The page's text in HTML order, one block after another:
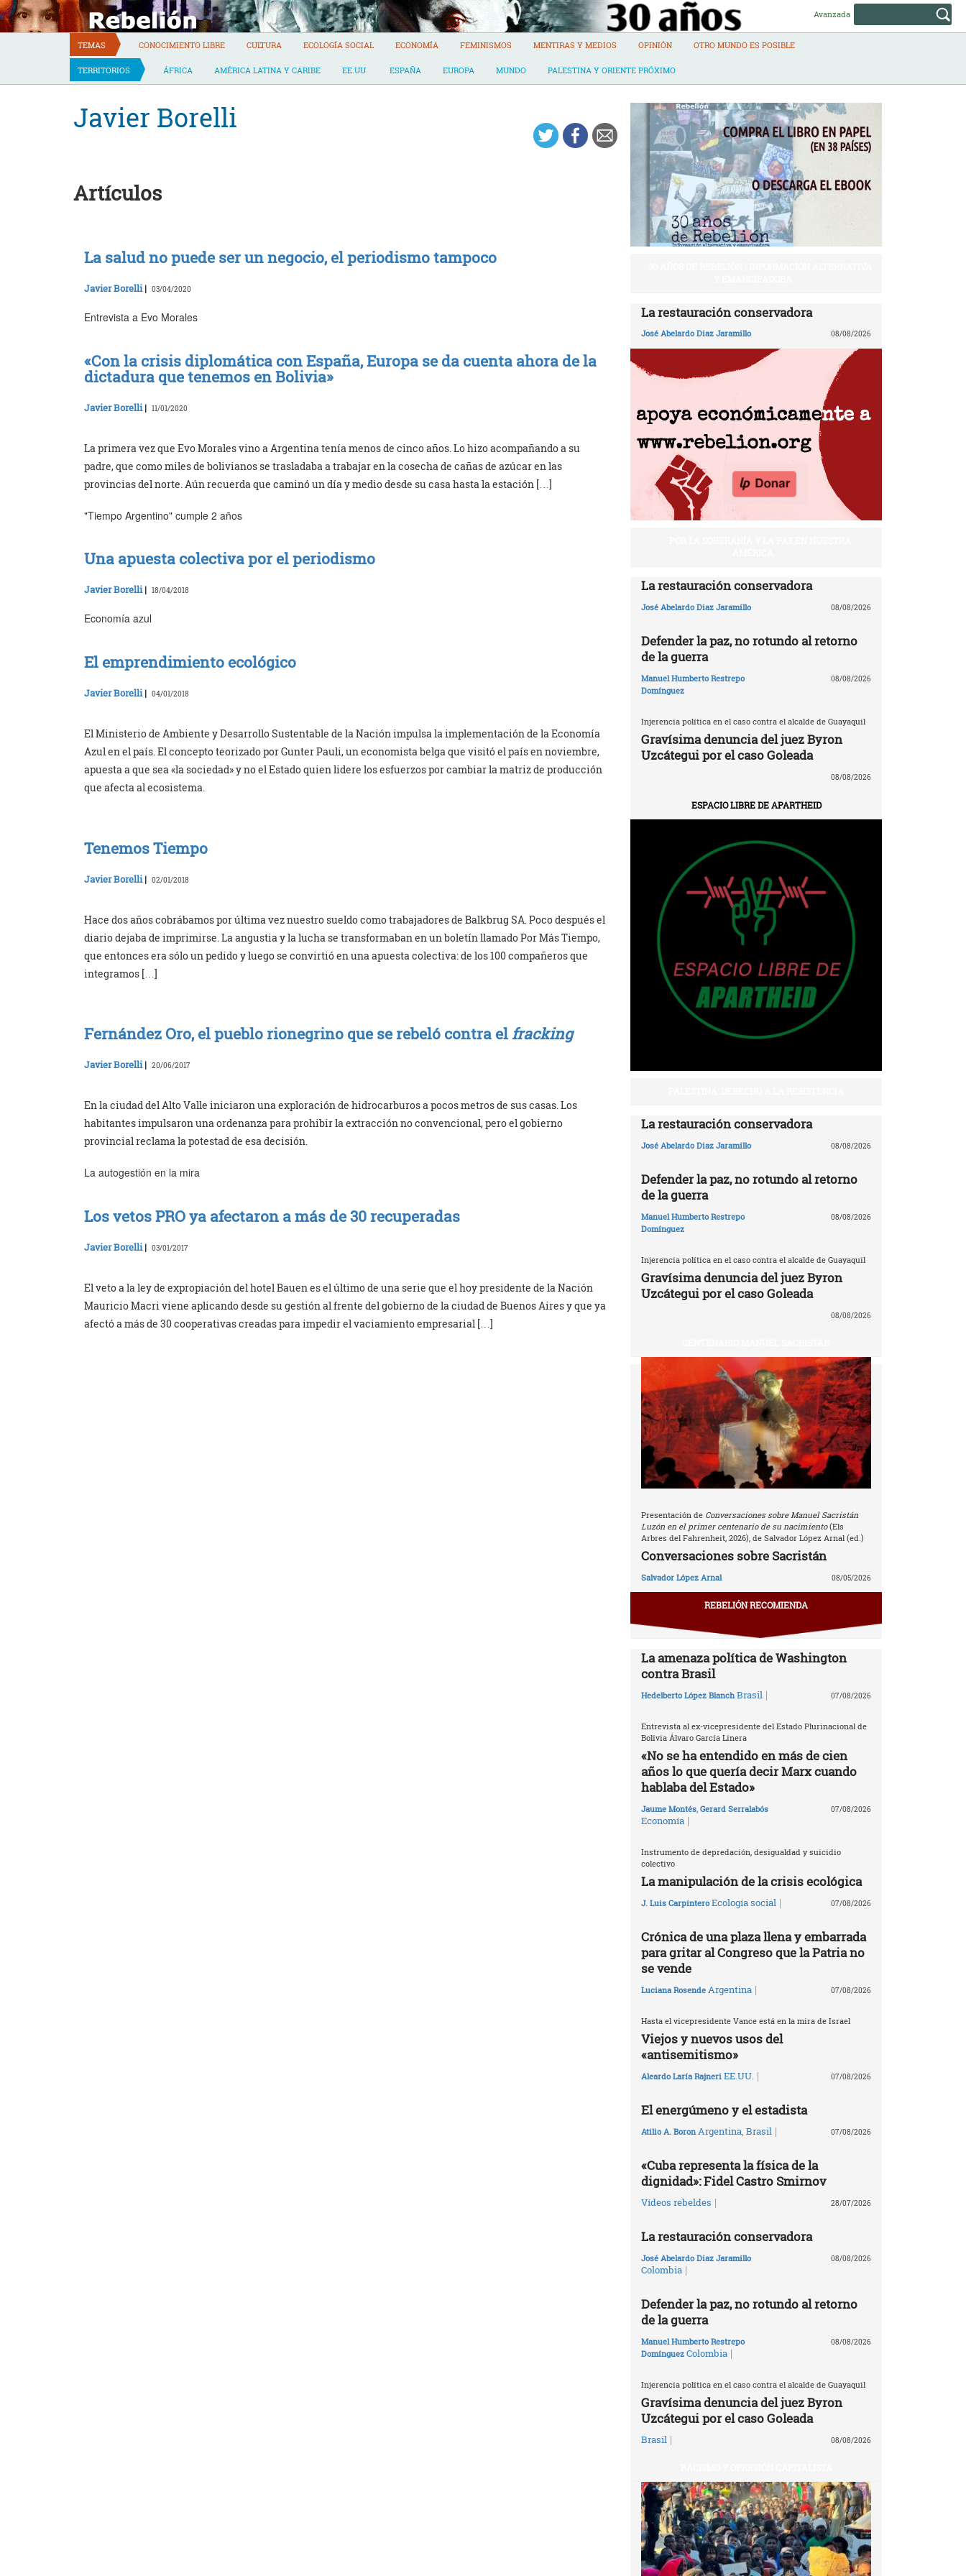
Skip
to
content
Avanzada
TEMAS CONOCIMIENTO LIBRE CULTURA ECOLOGÍA SOCIAL ECONOMÍA FEMINISMOS MENTIRAS Y MEDIOS OPINIÓN OTRO MUNDO ES POSIBLE
TERRITORIOS ÁFRICA AMÉRICA LATINA Y CARIBE EE.UU. ESPAÑA EUROPA MUNDO PALESTINA Y ORIENTE PRÓXIMO
Javier Borelli
Artículos
La salud no puede ser un negocio, el periodismo tampoco
Javier Borelli| 03/04/2020
Entrevista a Evo Morales
«Con la crisis diplomática con España, Europa se da cuenta ahora de la
dictadura que tenemos en Bolivia»
Javier Borelli| 11/01/2020
La primera vez que Evo Morales vino a Argentina tenía menos de cinco años. Lo hizo acompañando a su
padre, que como miles de bolivianos se trasladaba a trabajar en la cosecha de cañas de azúcar en las
provincias del norte. Aún recuerda que caminó un día y medio desde su casa hasta la estación […]
"Tiempo Argentino" cumple 2 años
Una apuesta colectiva por el periodismo
Javier Borelli| 18/04/2018
Economía azul
El emprendimiento ecológico
Javier Borelli| 04/01/2018
El Ministerio de Ambiente y Desarrollo Sustentable de la Nación impulsa la implementación de la Economía
Azul en el país. El concepto teorizado por Gunter Pauli, un economista belga que visitó el país en noviembre,
apuesta a que sea «la sociedad» y no el Estado quien lidere los esfuerzos por cambiar la matriz de producción
que afecta al ecosistema.
Tenemos Tiempo
Javier Borelli| 02/01/2018
Hace dos años cobrábamos por última vez nuestro sueldo como trabajadores de Balkbrug SA. Poco después el
diario dejaba de imprimirse. La angustia y la lucha se transformaban en un boletín llamado Por Más Tiempo,
que entonces era sólo un pedido y luego se convirtió en una apuesta colectiva: de los 100 compañeros que
integramos […]
Fernández Oro, el pueblo rionegrino que se rebeló contra elfracking
Javier Borelli| 20/06/2017
En la ciudad del Alto Valle iniciaron una exploración de hidrocarburos a pocos metros de sus casas. Los
habitantes impulsaron una ordenanza para prohibir la extracción no convencional, pero el gobierno
provincial reclama la potestad de esa decisión.
La autogestión en la mira
Los vetos PRO ya afectaron a más de 30 recuperadas
Javier Borelli| 03/01/2017
El veto a la ley de expropiación del hotel Bauen es el último de una serie que el hoy presidente de la Nación
Mauricio Macri viene aplicando desde su gestión al frente del gobierno de la ciudad de Buenos Aires y que ya
afectó a más de 30 cooperativas creadas para impedir el vaciamiento empresarial […]
La restauración conservadora
José Abelardo Diaz Jaramillo 08/08/2026
La restauración conservadora
José Abelardo Diaz Jaramillo 08/08/2026
Defender la paz, no rotundo al retorno
de la guerra
Manuel Humberto Restrepo
Domínguez
08/08/2026
Injerencia política en el caso contra el alcalde de Guayaquil
Gravísima denuncia del juez Byron
Uzcátegui por el caso Goleada
08/08/2026
ESPACIO LIBRE DE APARTHEID
La restauración conservadora
José Abelardo Diaz Jaramillo 08/08/2026
Defender la paz, no rotundo al retorno
de la guerra
Manuel Humberto Restrepo
Domínguez
08/08/2026
Injerencia política en el caso contra el alcalde de Guayaquil
Gravísima denuncia del juez Byron
Uzcátegui por el caso Goleada
08/08/2026
Presentación de Conversaciones sobre Manuel Sacristán
Luzón en el primer centenario de su nacimiento(Els
Arbres del Fahrenheit, 2026), de Salvador López Arnal (ed.)
Conversaciones sobre Sacristán
Salvador López Arnal 08/05/2026
REBELIÓN RECOMIENDA
La amenaza política de Washington
contra Brasil
Hedelberto López Blanch Brasil | 07/08/2026
Entrevista al ex-vicepresidente del Estado Plurinacional de
Bolivia Álvaro García Linera
«No se ha entendido en más de cien
años lo que quería decir Marx cuando
hablaba del Estado»
Jaume Montés, Gerard Serralabós
Economía |
07/08/2026
Instrumento de depredación, desigualdad y suicidio
colectivo
La manipulación de la crisis ecológica
J. Luis Carpintero Ecología social | 07/08/2026
Crónica de una plaza llena y embarrada
para gritar al Congreso que la Patria no
se vende
Luciana Rosende Argentina | 07/08/2026
Hasta el vicepresidente Vance está en la mira de Israel
Viejos y nuevos usos del
«antisemitismo»
Aleardo Laría Rajneri EE.UU. | 07/08/2026
El energúmeno y el estadista
Atilio A. Boron Argentina Brasil | 07/08/2026
«Cuba representa la física de la
dignidad»: Fidel Castro Smirnov
Vídeos rebeldes | 28/07/2026
La restauración conservadora
José Abelardo Diaz Jaramillo
Colombia |
08/08/2026
Defender la paz, no rotundo al retorno
de la guerra
Manuel Humberto Restrepo
Domínguez Colombia |
08/08/2026
Injerencia política en el caso contra el alcalde de Guayaquil
Gravísima denuncia del juez Byron
Uzcátegui por el caso Goleada
Brasil | 08/08/2026